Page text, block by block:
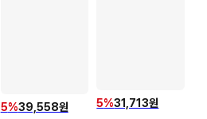
5%39,558원 5%31,713원